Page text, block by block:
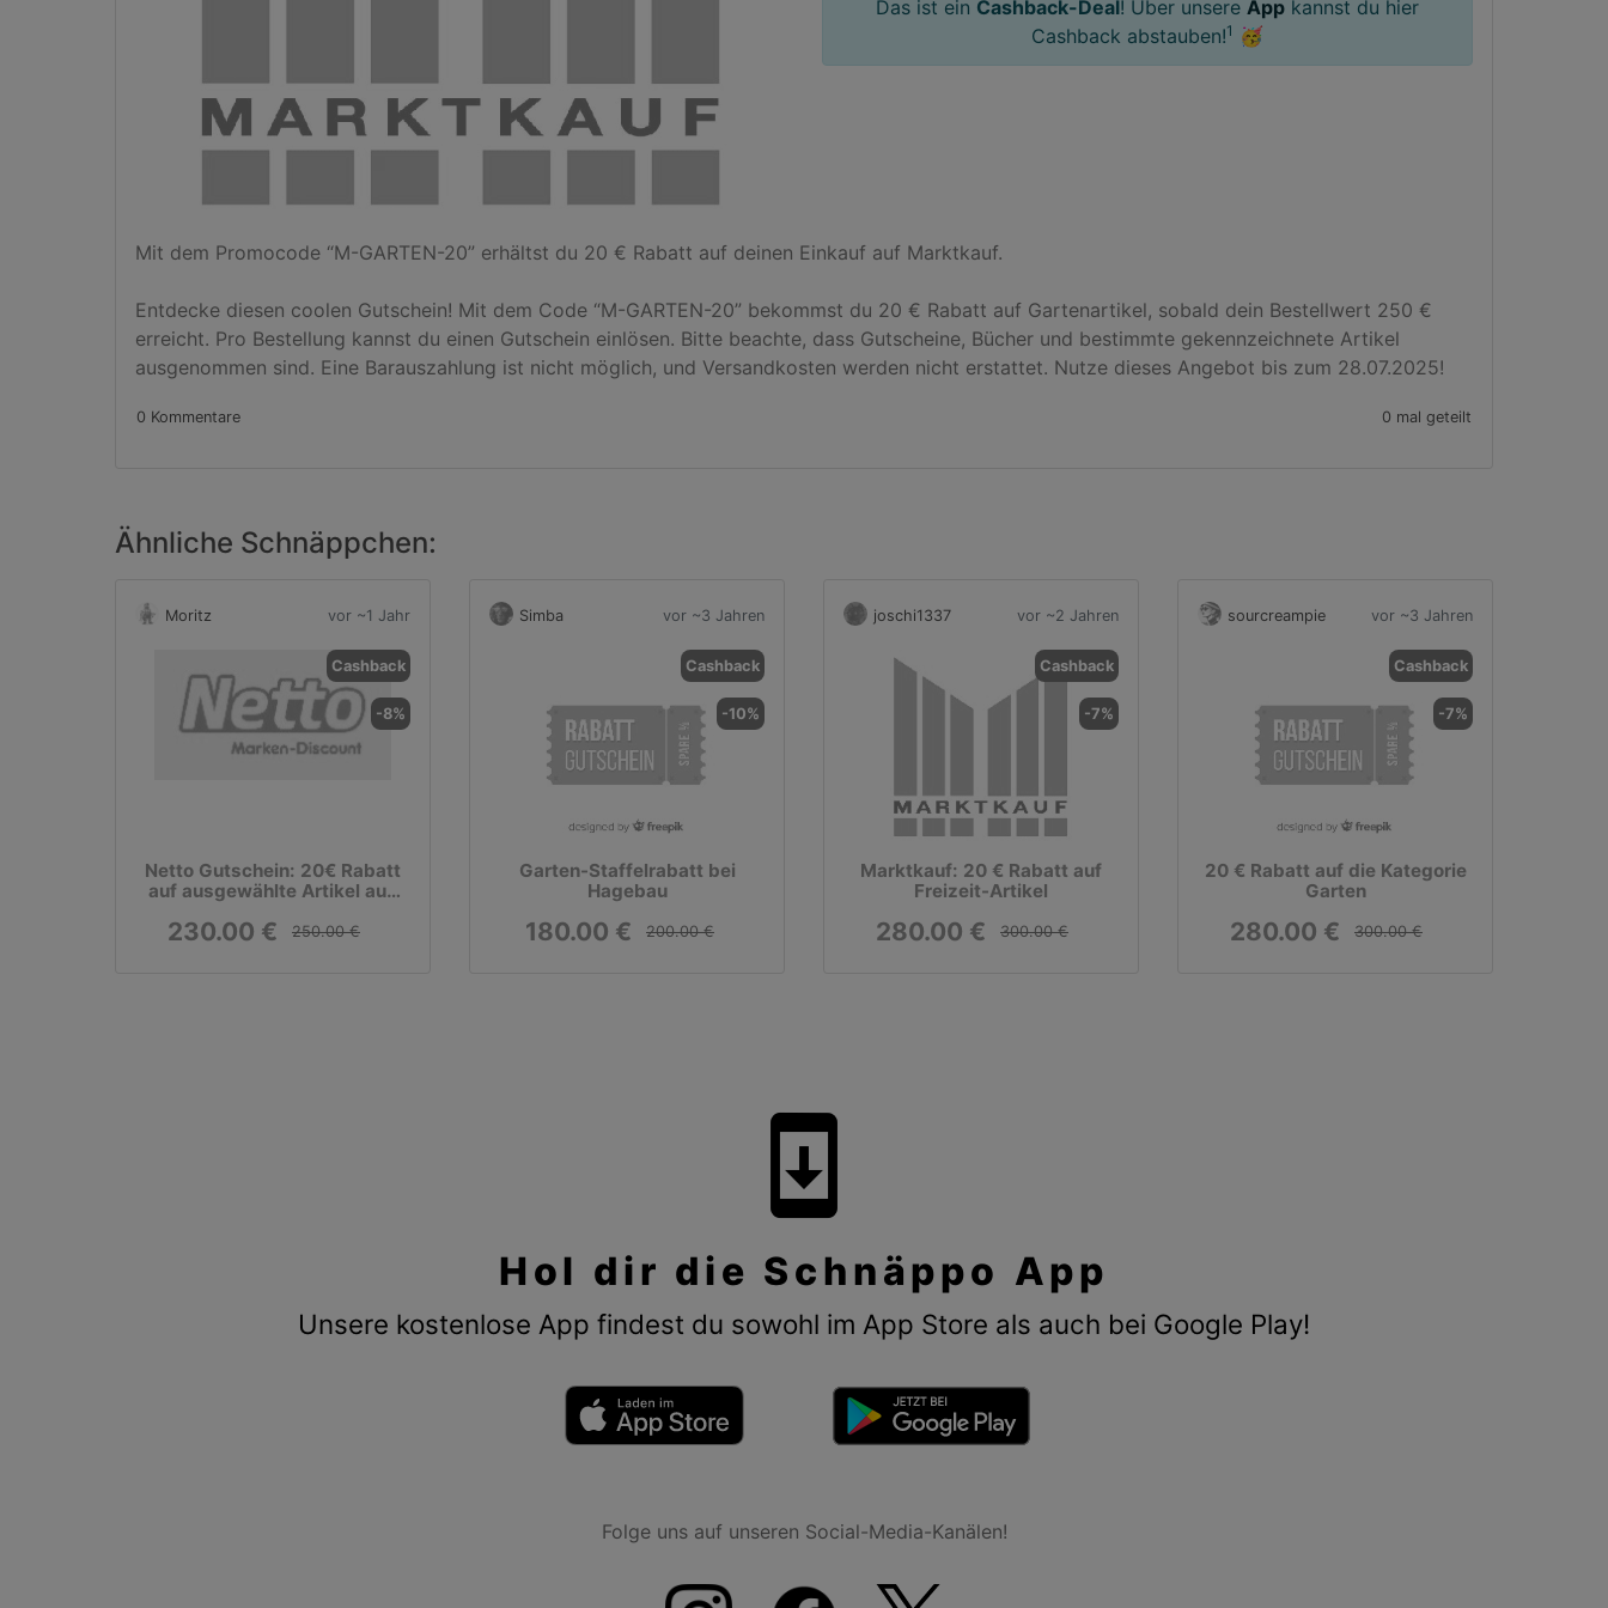
Das ist ein Cashback-Deal! Über unsere App kannst du hier
Cashback abstauben!1 🥳
Mit dem Promocode “M-GARTEN-20” erhältst du 20 € Rabatt auf deinen Einkauf auf Marktkauf.
Entdecke diesen coolen Gutschein! Mit dem Code “M-GARTEN-20” bekommst du 20 € Rabatt auf Gartenartikel, sobald dein Bestellwert 250 €
erreicht. Pro Bestellung kannst du einen Gutschein einlösen. Bitte beachte, dass Gutscheine, Bücher und bestimmte gekennzeichnete Artikel
ausgenommen sind. Eine Barauszahlung ist nicht möglich, und Versandkosten werden nicht erstattet. Nutze dieses Angebot bis zum 28.07.2025!
0 Kommentare 0 mal geteilt
Ähnliche Schnäppchen:
Moritz vor ~1 Jahr
Cashback
-8%
Netto Gutschein: 20€ Rabatt
auf ausgewählte Artikel aus
230.00 € 250.00 €
Simba vor ~3 Jahren
Cashback
-10%
Garten-Staffelrabatt bei
Hagebau
180.00 € 200.00 €
joschi1337 vor ~2 Jahren
Cashback
-7%
Marktkauf: 20 € Rabatt auf
Freizeit-Artikel
280.00 € 300.00 €
sourcreampie vor ~3 Jahren
Cashback
-7%
20 € Rabatt auf die Kategorie
Garten
280.00 € 300.00 €
system_update
Hol dir die Schnäppo App
Unsere kostenlose App findest du sowohl im App Store als auch bei Google Play!
Folge uns auf unseren Social-Media-Kanälen!